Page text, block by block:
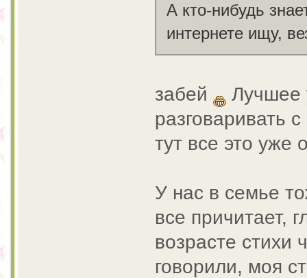
А кто-нибудь
интернете ищу,
забей
Лучшее
разговаривать
тут все это уже
У нас в семье
все причитает,
возрасте стихи
говорили, моя